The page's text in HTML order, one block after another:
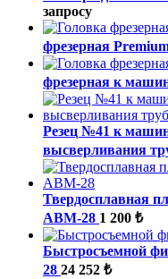
запросу
фрезерная
фрезерная к
Резец №41 к
высверливания
Твердосплавная
ABM-28 1 200 ₺
Быстросъемной
28 24 252 ₺